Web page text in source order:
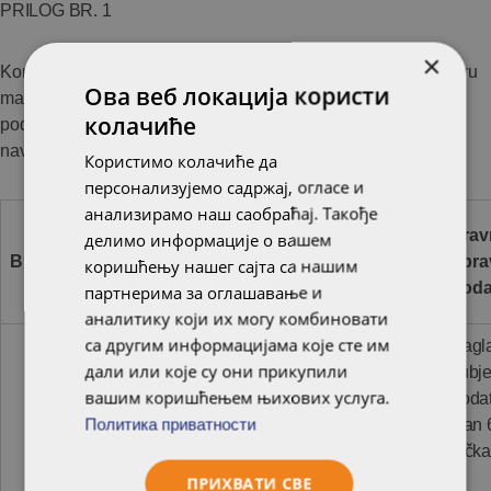
PRILOG BR. 1
Kompanija swisspor Hungary SEE Kft., kao rukovalac, u okviru
marketinških i poslovnih aktivnosti obrađuje sledeće lične
podatke u svrhe, po pravnom osnovu i u trajanju kako je
navedeno:
Broj
Naziv i svrha upravljanja
podacima
Opseg
podataka
koji se
×
Ова веб локација користи
колачиће
Користимо колачиће да
персонализујемо садржај, огласе и
анализирамо наш саобраћај. Такође
делимо информације о вашем
коришћењу нашег сајта са нашим
партнерима за оглашавање и
аналитику који их могу комбиновати
са другим информацијама које сте им
дали или које су они прикупили
вашим коришћењем њихових услуга.
Политика приватности
ПРИХВАТИ СВЕ